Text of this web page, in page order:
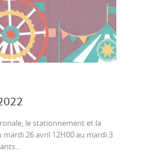
le stationnement et la
26 avril 12H00 au mardi 3